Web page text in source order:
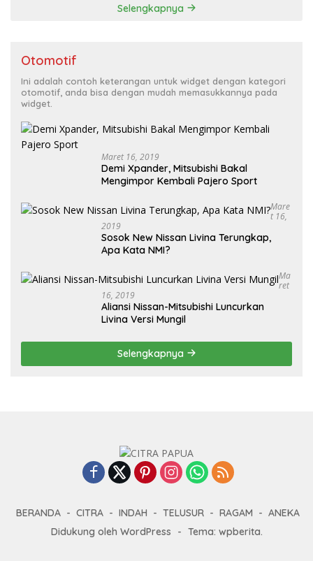
Selengkapnya
Otomotif
Ini adalah contoh keterangan untuk widget dengan kategori
otomotif, anda bisa dengan mudah memasukkannya pada
widget.
Maret 16, 2019
Demi Xpander, Mitsubishi Bakal
Mengimpor Kembali Pajero Sport
Mare
T 16,
2019
Sosok New Nissan Livina Terungkap,
Apa Kata NMI?
Ma
Ret
16, 2019
Aliansi Nissan-Mitsubishi Luncurkan
Livina Versi Mungil
Selengkapnya
BERANDA CITRA INDAH TELUSUR RAGAM
ANEKA
Didukung oleh WordPress
- Tema: wpberita.